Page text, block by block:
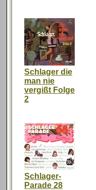
Schlager die
man nie
vergißt Folge
2
Schlager-
Parade 28